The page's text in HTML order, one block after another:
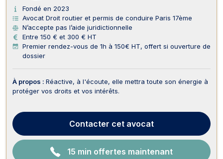
Fondé en 2023
Avocat Droit routier et permis de conduire Paris 17ème
N’accepte pas l’aide juridictionnelle
Entre 150 € et 300 € HT
Premier rendez-vous de 1h à 150€ HT, offert si ouverture de
dossier
À propos : Réactive, à l'écoute, elle mettra toute son énergie à
protéger vos droits et vos intérêts.
Contacter cet avocat
15 min offertes maintenant